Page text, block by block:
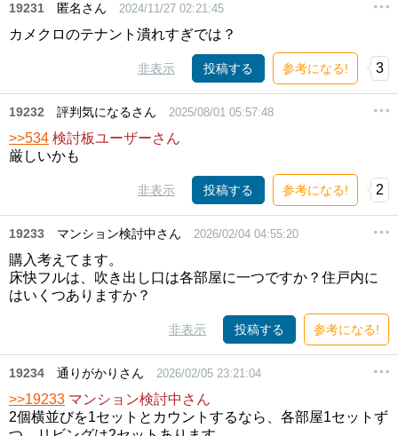
19231 匿名さん 2024/11/27 02:21:45
カメクロのテナント潰れすぎでは？
非表示 投稿する 参考になる! 3
19232 評判気になるさん 2025/08/01 05:57:48
>>534 検討板ユーザーさん
厳しいかも
非表示 投稿する 参考になる! 2
19233 マンション検討中さん 2026/02/04 04:55:20
購入考えてます。
床快フルは、吹き出し口は各部屋に一つですか？住戸内に
はいくつありますか？
非表示 投稿する 参考になる!
19234 通りがかりさん 2026/02/05 23:21:04
>>19233 マンション検討中さん
2個横並びを1セットとカウントするなら、各部屋1セットず